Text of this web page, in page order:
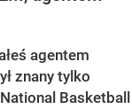
agentem
znany tylko
Basketball